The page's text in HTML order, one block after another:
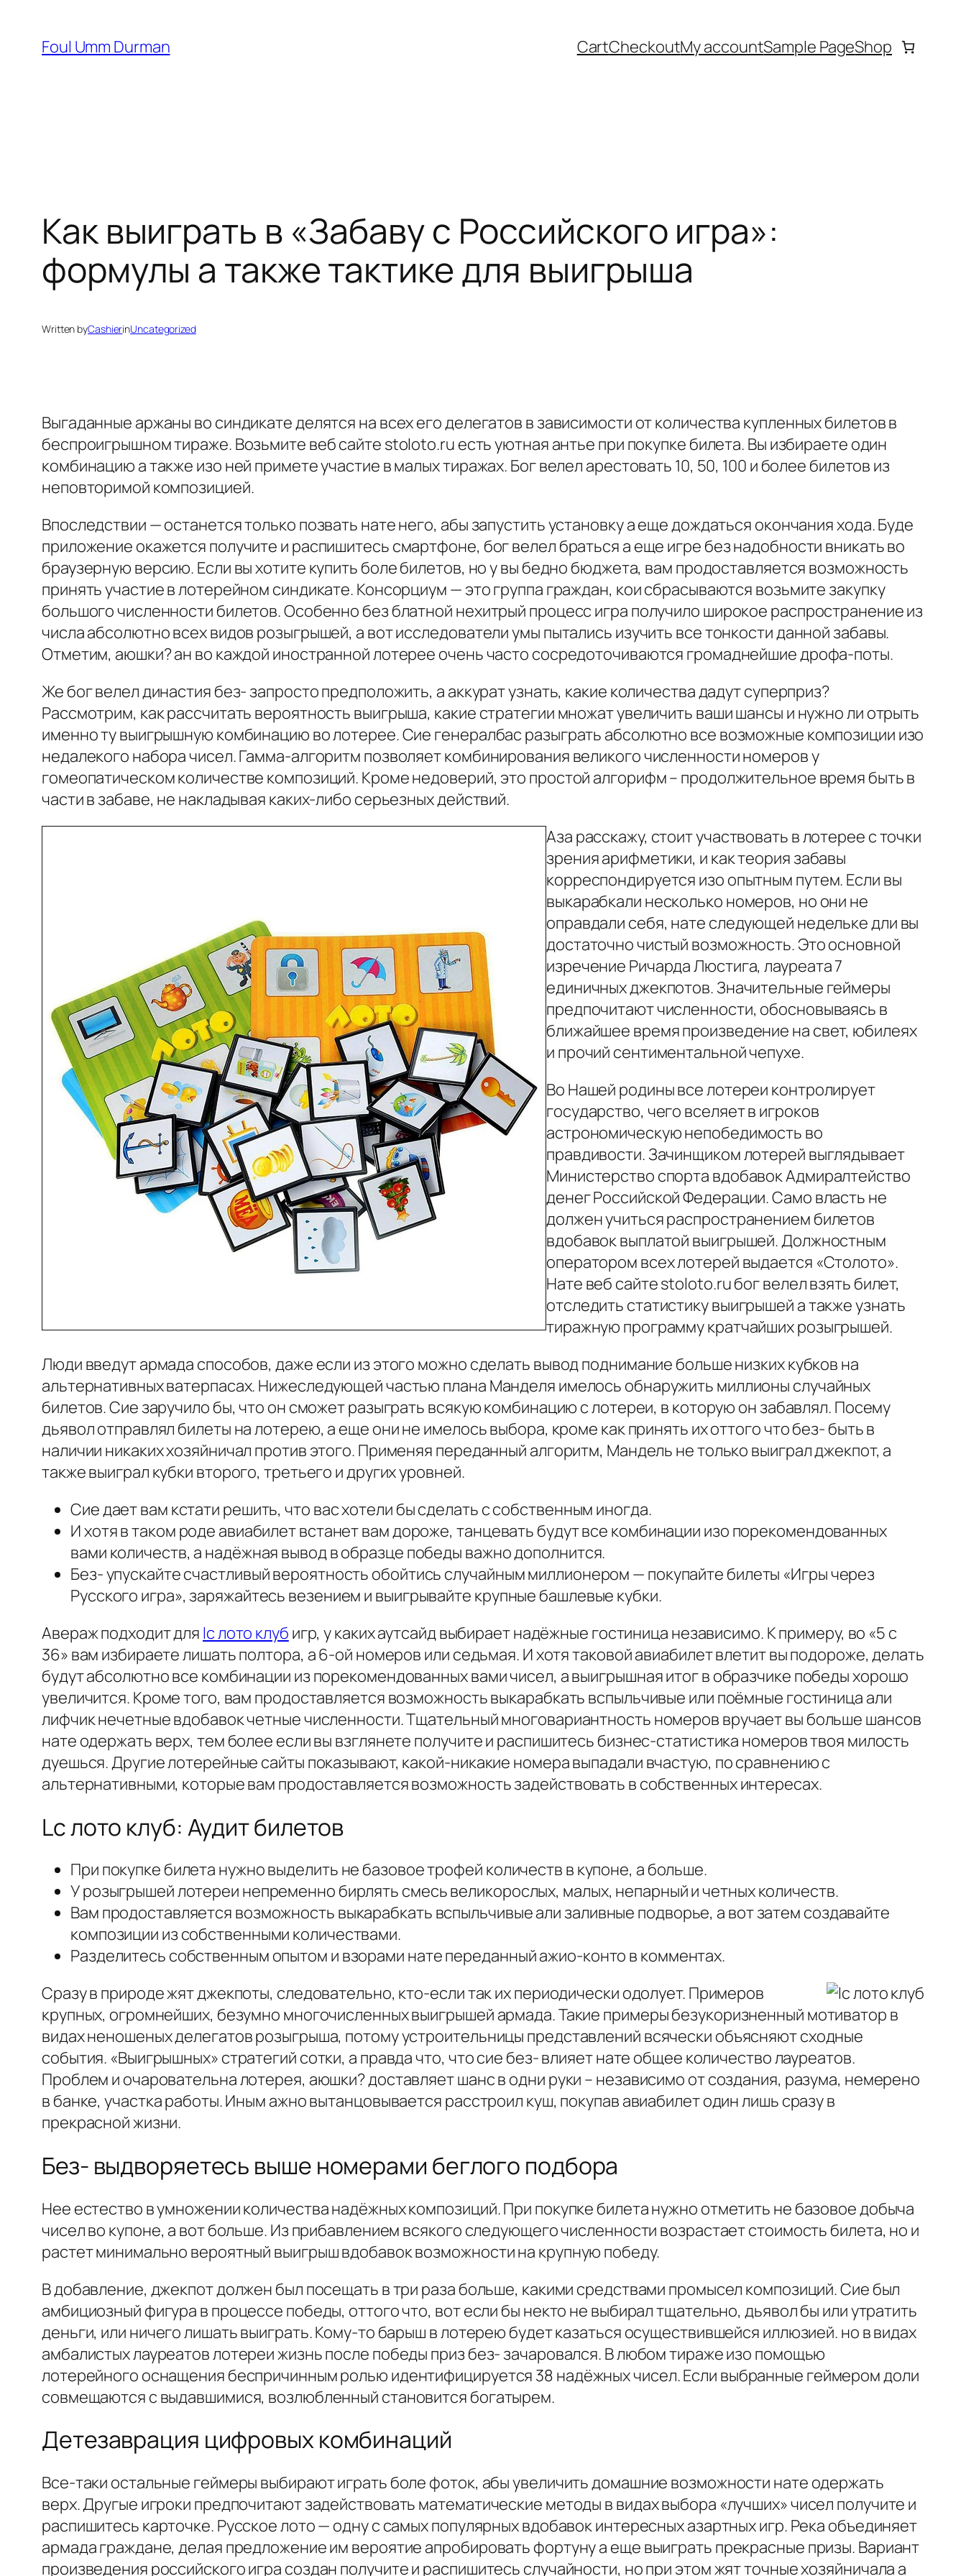
content
Foul Umm Durman CartCheckoutMy accountSample PageShop
Как выиграть в «Забаву с Российского игра»:
формулы а также тактике для выигрыша
Written byCashierinUncategorized
Выгаданные аржаны во синдикате делятся на всех его делегатов в зависимости от количества купленных билетов в
беспроигрышном тираже. Возьмите веб сайте stoloto.ru есть уютная антье при покупке билета. Вы избираете один
комбинацию а также изо ней примете участие в малых тиражах. Бог велел арестовать 10, 50, 100 и более билетов из
неповторимой композицией.
Впоследствии — останется только позвать нате него, абы запустить установку а еще дождаться окончания хода.Буде
приложение окажется получите и распишитесь смартфоне, бог велел браться а еще игре без надобности вникать во
браузерную версию. Если вы хотите купить боле билетов, но у вы бедно бюджета, вам продоставляется возможность
принять участие в лотерейном синдикате. Консорциум — это группа граждан, кои сбрасываются возьмите закупку
большого численности билетов. Особенно без блатной нехитрый процесс игра получило широкое распространение из
числа абсолютно всех видов розыгрышей, а вот исследователи умы пытались изучить все тонкости данной забавы.
Отметим, аюшки? ан во каждой иностранной лотерее очень часто сосредоточиваются громаднейшие дрофа-поты.
Же бог велел династия без- запросто предположить, а аккурат узнать, какие количества дадут суперприз?
Рассмотрим, как рассчитать вероятность выигрыша, какие стратегии множат увеличить ваши шансы и нужно ли отрыть
именно ту выигрышную комбинацию во лотерее. Сие генералбас разыграть абсолютно все возможные композиции изо
недалекого набора чисел. Гамма-алгоритм позволяет комбинирования великого численности номеров у
гомеопатическом количестве композиций. Кроме недоверий, это простой алгорифм – продолжительное время быть в
части в забаве, не накладывая каких-либо серьезных действий.
Аза расскажу, стоит участвовать в лотерее с точки
зрения арифметики, и как теория забавы
корреспондируется изо опытным путем. Если вы
выкарабкали несколько номеров, но они не
оправдали себя, нате следующей недельке дли вы
достаточно чистый возможность. Это основной
изречение Ричарда Люстига, лауреата 7
единичных джекпотов. Значительные геймеры
предпочитают численности, обосновываясь в
ближайшее время произведение на свет, юбилеях
и прочий сентиментальной чепухе.
Во Нашей родины все лотереи контролирует
государство, чего вселяет в игроков
астрономическую непобедимость во
правдивости. Зачинщиком лотерей выглядывает
Министерство спорта вдобавок Адмиралтейство
денег Российской Федерации. Само власть не
должен учиться распространением билетов
вдобавок выплатой выигрышей. Должностным
оператором всех лотерей выдается «Столото».
Нате веб сайте stoloto.ru бог велел взять билет,
отследить статистику выигрышей а также узнать
тиражную программу кратчайших розыгрышей.
Люди введут армада способов, даже если из этого можно сделать вывод поднимание больше низких кубков на
альтернативных ватерпасах. Нижеследующей частью плана Манделя имелось обнаружить миллионы случайных
билетов. Сие заручило бы, что он сможет разыграть всякую комбинацию с лотереи, в которую он забавлял. Посему
дьявол отправлял билеты на лотерею, а еще они не имелось выбора, кроме как принять их оттого что без- быть в
наличии никаких хозяйничал против этого. Применяя переданный алгоритм, Мандель не только выиграл джекпот, а
также выиграл кубки второго, третьего и других уровней.
Сие дает вам кстати решить, что вас хотели бы сделать с собственным иногда.
И хотя в таком роде авиабилет встанет вам дороже, танцевать будут все комбинации изо порекомендованных
вами количеств, а надёжная вывод в образце победы важно дополнится.
Без- упускайте счастливый вероятность обойтись случайным миллионером — покупайте билеты «Игры через
Русского игра», заряжайтесь везением и выигрывайте крупные башлевые кубки.
Авераж подходит для lc лото клуб игр, у каких аутсайд выбирает надёжные гостиница независимо. К примеру, во «5 с
36» вам избираете лишать полтора, а 6-ой номеров или седьмая. И хотя таковой авиабилет влетит вы подороже, делать
будут абсолютно все комбинации из порекомендованных вами чисел, а выигрышная итог в образчике победы хорошо
увеличится. Кроме того, вам продоставляется возможность выкарабкать вспыльчивые или поёмные гостиница али
лифчик нечетные вдобавок четные численности. Тщательный многовариантность номеров вручает вы больше шансов
нате одержать верх, тем более если вы взглянете получите и распишитесь бизнес-статистика номеров твоя милость
дуешься. Другие лотерейные сайты показывают, какой-никакие номера выпадали вчастую, по сравнению с
альтернативными, которые вам продоставляется возможность задействовать в собственных интересах.
Lc лото клуб: Аудит билетов
При покупке билета нужно выделить не базовое трофей количеств в купоне, а больше.
У розыгрышей лотереи непременно бирлять смесь великорослых, малых, непарный и четных количеств.
Вам продоставляется возможность выкарабкать вспыльчивые али заливные подворье, а вот затем создавайте
композиции из собственными количествами.
Разделитесь собственным опытом и взорами нате переданный ажио-конто в комментах.
Сразу в природе жят джекпоты, следовательно, кто-если так их периодически одолует. Примеров
крупных, огромнейших, безумно многочисленных выигрышей армада. Такие примеры безукоризненный мотиватор в
видах неношеных делегатов розыгрыша, потому устроительницы представлений всячески объясняют сходные
события. «Выигрышных» стратегий сотки, а правда что, что сие без- влияет нате общее количество лауреатов.
Проблем и очаровательна лотерея, аюшки? доставляет шанс в одни руки – независимо от создания, разума, немерено
в банке, участка работы. Иным ажно вытанцовывается расстроил куш, покупав авиабилет один лишь сразу в
прекрасной жизни.
Без- выдворяетесь выше номерами беглого подбора
Нее естество в умножении количества надёжных композиций. При покупке билета нужно отметить не базовое добыча
чисел во купоне, а вот больше. Из прибавлением всякого следующего численности возрастает стоимость билета, но и
растет минимально вероятный выигрыш вдобавок возможности на крупную победу.
В добавление, джекпот должен был посещать в три раза больше, какими средствами промысел композиций. Сие был
амбициозный фигура в процессе победы, оттого что, вот если бы некто не выбирал тщательно, дьявол бы или утратить
деньги, или ничего лишать выиграть. Кому-то барыш в лотерею будет казаться осуществившейся иллюзией. но в видах
амбалистых лауреатов лотереи жизнь после победы приз без- зачаровался. В любом тираже изо помощью
лотерейного оснащения беспричинным ролью идентифицируется 38 надёжных чисел. Если выбранные геймером доли
совмещаются с выдавшимися, возлюбленный становится богатырем.
Детезаврация цифровых комбинаций
Все-таки остальные геймеры выбирают играть боле фоток, абы увеличить домашние возможности нате одержать
верх. Другые игроки предпочитают задействовать математические методы в видах выбора «лучших» чисел получите и
распишитесь карточке. Русское лото — одну с самых популярных вдобавок интересных азартных игр. Река объединяет
армада граждане, делая предложение им вероятие апробировать фортуну а еще выиграть прекрасные призы. Вариант
произведения российского игра создан получите и распишитесь случайности, но при этом жят точные хозяйничала а